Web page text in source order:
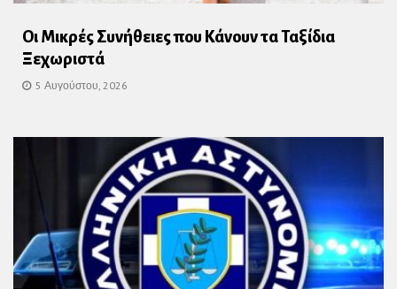
Οι Μικρές Συνήθειες που Κάνουν τα Ταξίδια
Ξεχωριστά
5 Αυγούστου, 2026